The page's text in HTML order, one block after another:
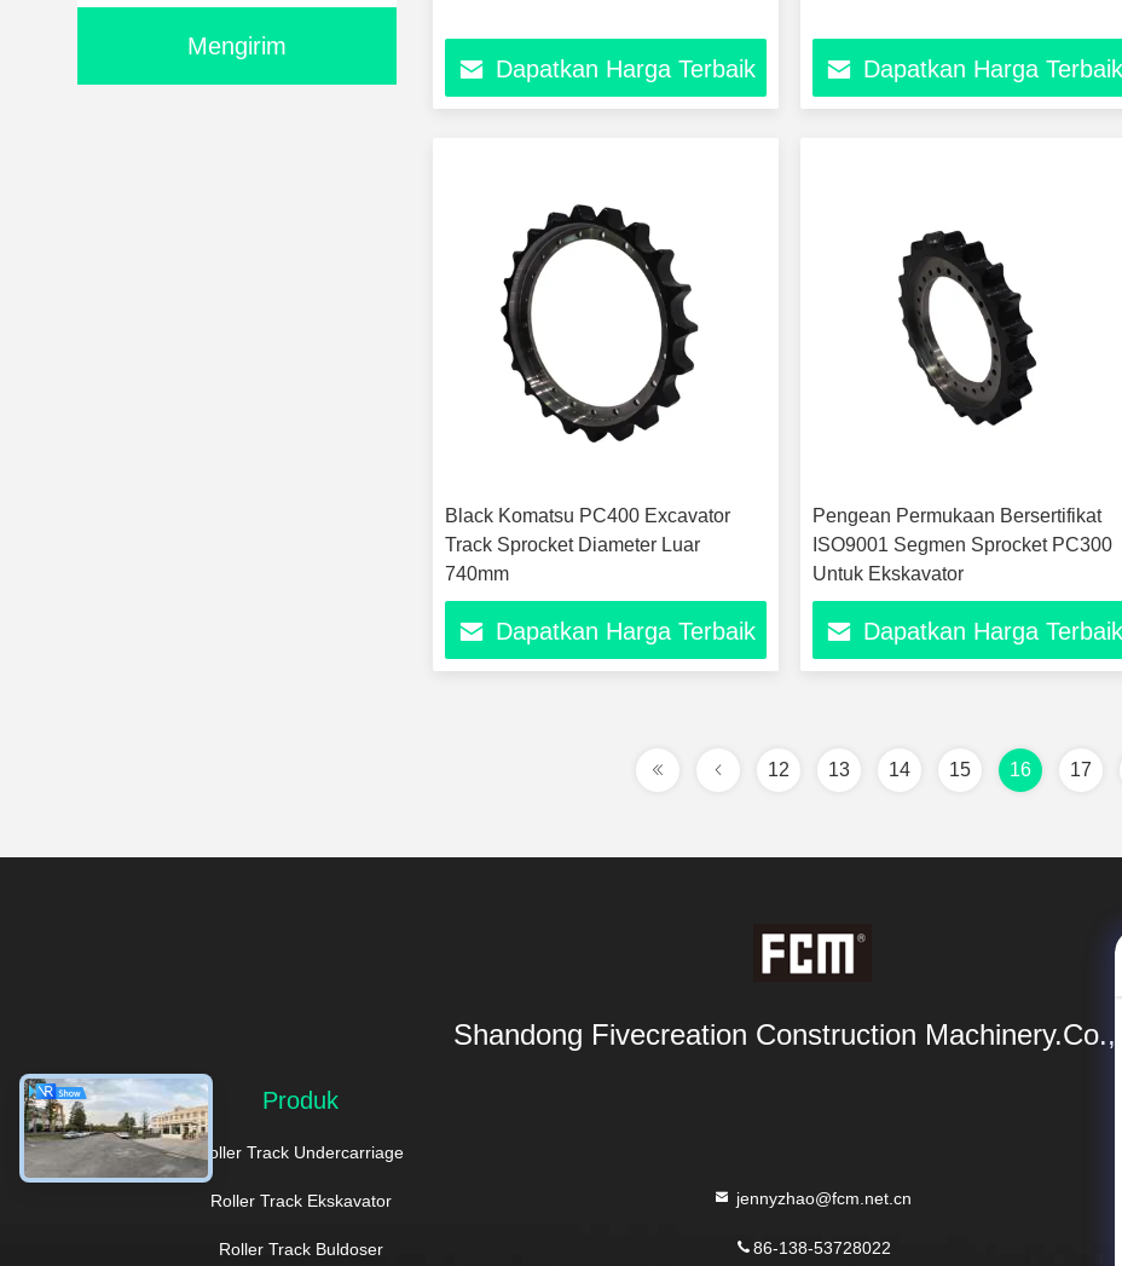
Mengirim
Dapatkan Harga Terbaik Dapatkan Harga Terbaik
Black Komatsu PC400 Excavator
Track Sprocket Diameter Luar
740mm
Dapatkan Harga Terbaik
Pengean Permukaan Bersertifikat
ISO9001 Segmen Sprocket PC300
Untuk Ekskavator
Dapatkan Harga Terbaik
12 13 14 15 16 17
Shandong Fivecreation Construction Machinery.Co.,
Produk
Roller Track Undercarriage
Roller Track Ekskavator
Roller Track Buldoser
jennyzhao@fcm.net.cn
86-138-53728022